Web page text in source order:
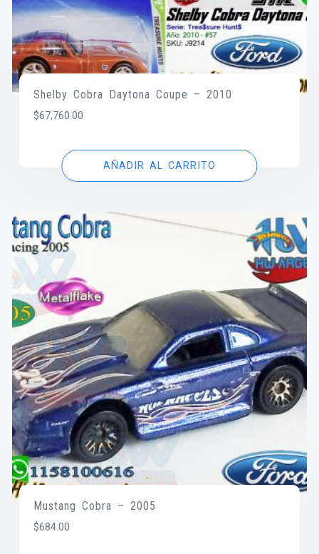
Shelby Cobra Daytona Coupe – 2010
$67,760.00
AÑADIR AL CARRITO
Mustang Cobra – 2005
$684.00